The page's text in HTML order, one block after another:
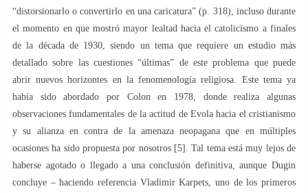
“distorsionarlo o convertirlo en una caricatura” (p. 318), incluso durante
el momento en que mostró mayor lealtad hacia el catolicismo a finales
de la década de 1930, siendo un tema que requiere un estudio más
detallado sobre las cuestiones “últimas” de este problema que puede
abrir nuevos horizontes en la fenomenología religiosa. Este tema ya
había sido abordado por Colon en 1978, donde realiza algunas
observaciones fundamentales de la actitud de Evola hacia el cristianismo
y su alianza en contra de la amenaza neopagana que en múltiples
ocasiones ha sido propuesta por nosotros [5]. Tal tema está muy lejos de
haberse agotado o llegado a una conclusión definitiva, aunque Dugin
concluye – haciendo referencia Vladimir Karpets, uno de los primeros